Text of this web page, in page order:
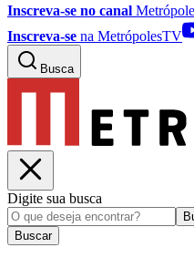
Inscreva-se no canal
Inscreva-se na MetrópolesTV
Busca
Digite sua busca
Buscar